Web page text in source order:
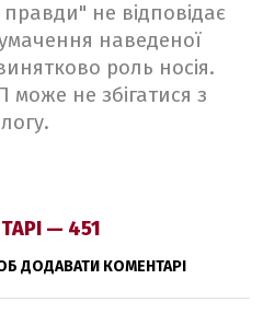
правди" не відповідає
наведеної
роль носія.
може не збігатися з
— 451
ДОДАВАТИ КОМЕНТАРІ